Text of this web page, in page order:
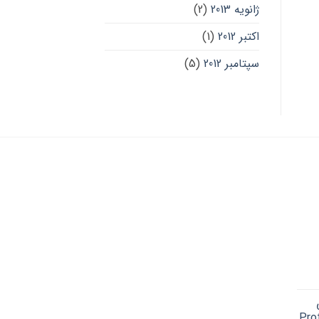
ژانویه 2013
(2)
اکتبر 2012
(1)
سپتامبر 2012
(5)